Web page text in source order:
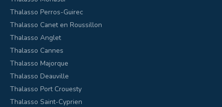
Thalasso Perros-Guirec
Thalasso Canet en Roussillon
Thalasso Anglet
Thalasso Cannes
Thalasso Majorque
Thalasso Deauville
Thalasso Port Crouesty
Thalasso Saint-Cyprien